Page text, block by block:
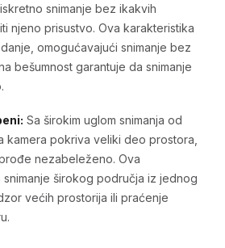
snimanje bez ikakvih
njeno prisustvo. Ova karakteristika
omogućavajući snimanje bez
bešumnost garantuje da snimanje
Sa širokim uglom snimanja od
kamera pokriva veliki deo prostora,
nezabeleženo. Ova
širokog područja iz jednog
većih prostorija ili praćenje